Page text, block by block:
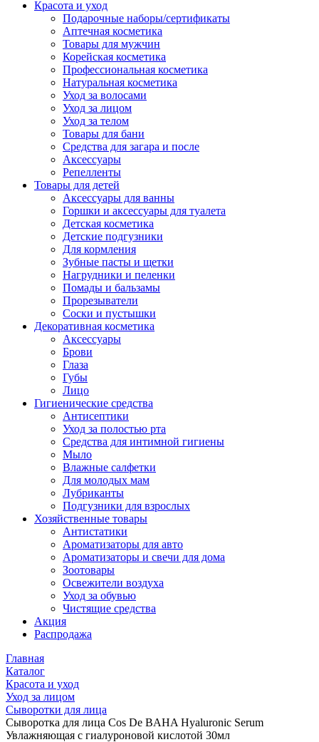
Красота и уход
Подарочные наборы/сертификаты
Аптечная косметика
Товары для мужчин
Корейская косметика
Профессиональная косметика
Натуральная косметика
Уход за волосами
Уход за лицом
Уход за телом
Товары для бани
Средства для загара и после
Аксессуары
Репелленты
Товары для детей
Аксессуары для ванны
Горшки и аксессуары для туалета
Детская косметика
Детские подгузники
Для кормления
Зубные пасты и щетки
Нагрудники и пеленки
Помады и бальзамы
Прорезыватели
Соски и пустышки
Декоративная косметика
Аксессуары
Брови
Глаза
Губы
Лицо
Гигиенические средства
Антисептики
Уход за полостью рта
Средства для интимной гигиены
Мыло
Влажные салфетки
Для молодых мам
Лубриканты
Подгузники для взрослых
Хозяйственные товары
Антистатики
Ароматизаторы для авто
Ароматизаторы и свечи для дома
Зоотовары
Освежители воздуха
Уход за обувью
Чистящие средства
Акция
Распродажа
Главная
Каталог
Красота и уход
Уход за лицом
Сыворотки для лица
Сыворотка для лица Cos De BAHA Hyaluronic Serum
Увлажняющая c гиалуроновой кислотой 30мл